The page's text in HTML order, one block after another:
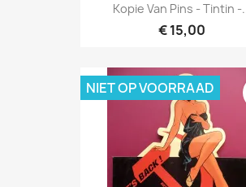
Kopie Van Pins - Tintin -
€ 15,00
NIET OP VOORRAAD